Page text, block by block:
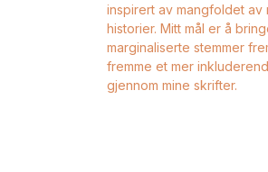
inspirert av mangfoldet av
historier. Mitt mål er å
marginaliserte stemmer
fremme et mer
gjennom mine skrifter.